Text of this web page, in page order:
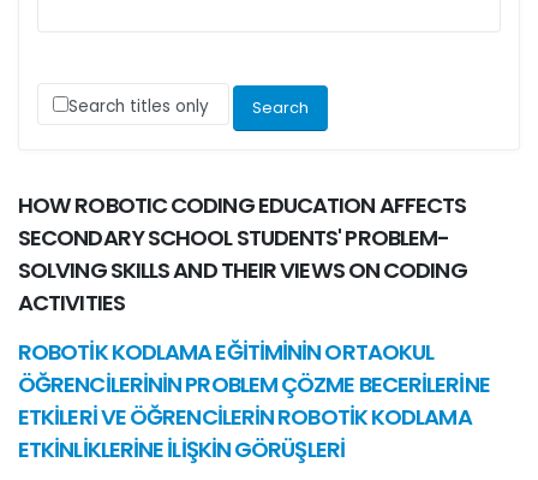
Search titles only
HOW ROBOTIC CODING EDUCATION AFFECTS
SECONDARY SCHOOL STUDENTS' PROBLEM-
SOLVING SKILLS AND THEIR VIEWS ON CODING
ACTIVITIES
ROBOTİK KODLAMA EĞİTİMİNİN ORTAOKUL
ÖĞRENCİLERİNİN PROBLEM ÇÖZME BECERİLERİNE
ETKİLERİ VE ÖĞRENCİLERİN ROBOTİK KODLAMA
ETKİNLİKLERİNE İLİŞKİN GÖRÜŞLERİ